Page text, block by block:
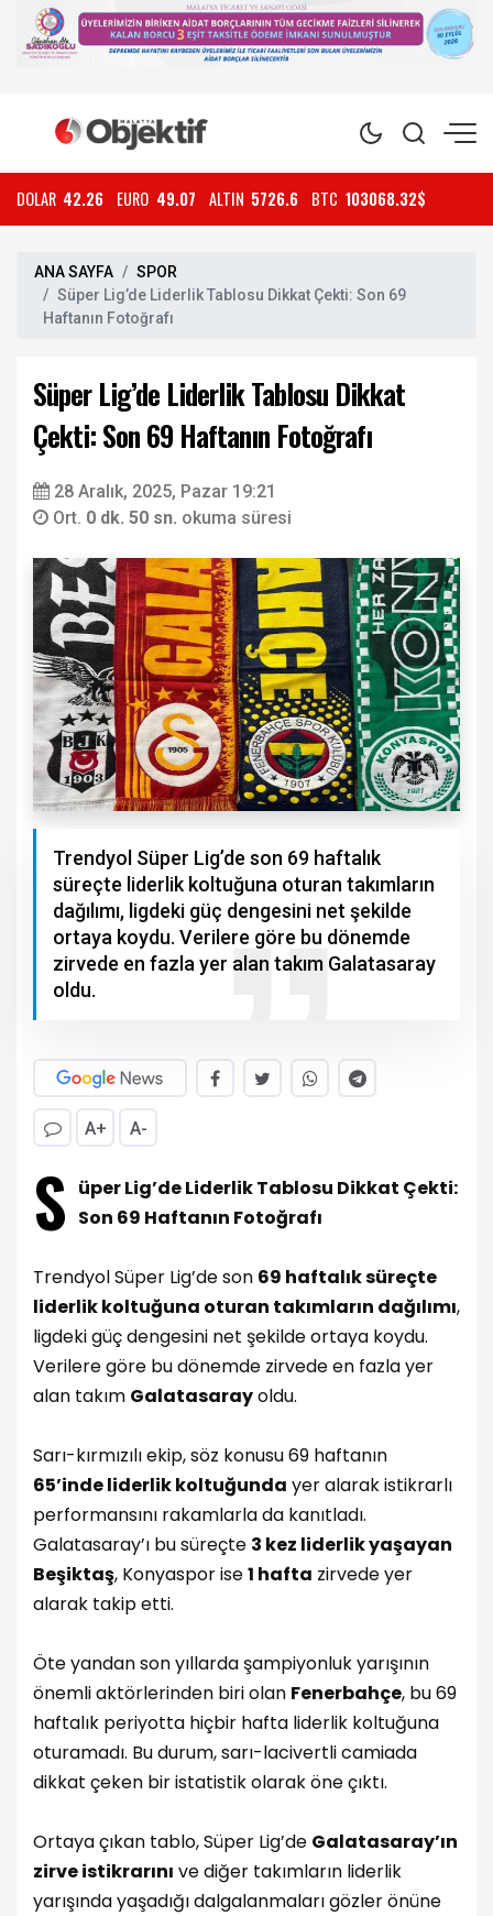
DOLAR 42.26 EURO 49.07 ALTIN 5726.6 BTC 103068.32$
ANA SAYFA
SPOR
Süper Lig’de Liderlik Tablosu Dikkat Çekti: Son 69
Haftanın Fotoğrafı
Süper Lig’de Liderlik Tablosu Dikkat
Çekti: Son 69 Haftanın Fotoğrafı
28 Aralık, 2025, Pazar 19:21
Ort. 0 dk. 50 sn. okuma süresi
Trendyol Süper Lig’de son 69 haftalık
süreçte liderlik koltuğuna oturan takımların
dağılımı, ligdeki güç dengesini net şekilde
ortaya koydu. Verilere göre bu dönemde
zirvede en fazla yer alan takım Galatasaray
oldu.
A+ A-
S üper Lig’de Liderlik Tablosu Dikkat Çekti:
Son 69 Haftanın Fotoğrafı
Trendyol Süper Lig’de son 69 haftalık süreçte
liderlik koltuğuna oturan takımların dağılımı,
ligdeki güç dengesini net şekilde ortaya koydu.
Verilere göre bu dönemde zirvede en fazla yer
alan takım Galatasarayoldu.
Sarı-kırmızılı ekip, söz konusu 69 haftanın
65’inde liderlik koltuğunda yer alarak istikrarlı
performansını rakamlarla da kanıtladı.
Galatasaray’ı bu süreçte 3 kez liderlik yaşayan
Beşiktaş, Konyaspor ise1 hafta zirvede yer
alarak takip etti.
Öte yandan son yıllarda şampiyonluk yarışının
önemli aktörlerinden biri olan Fenerbahçe, bu 69
haftalık periyotta hiçbir hafta liderlik koltuğuna
oturamadı. Bu durum, sarı-lacivertli camiada
dikkat çeken bir istatistik olarak öne çıktı.
Ortaya çıkan tablo, Süper Lig’de Galatasaray’ın
zirve istikrarını ve diğer takımların liderlik
yarışında yaşadığı dalgalanmaları gözler önüne